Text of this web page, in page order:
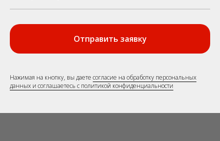
Отправить заявку
Нажимая на кнопку, вы даете согласие на обработку персональных
данных и соглашаетесь c политикой конфиденциальности